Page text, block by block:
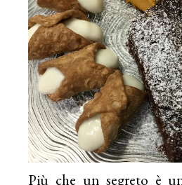
Più che un segreto è